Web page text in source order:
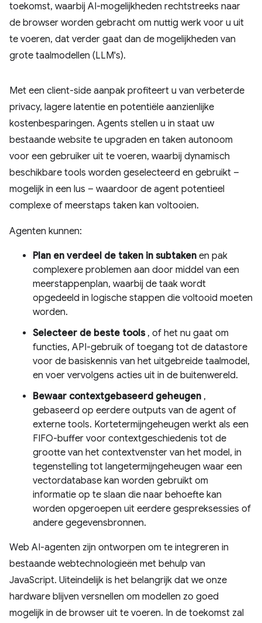
toekomst, waarbij AI-mogelijkheden rechtstreeks naar
de browser worden gebracht om nuttig werk voor u uit
te voeren, dat verder gaat dan de mogelijkheden van
grote taalmodellen (LLM's).
Met een client-side aanpak profiteert u van verbeterde
privacy, lagere latentie en potentiële aanzienlijke
kostenbesparingen. Agents stellen u in staat uw
bestaande website te upgraden en taken autonoom
voor een gebruiker uit te voeren, waarbij dynamisch
beschikbare tools worden geselecteerd en gebruikt –
mogelijk in een lus – waardoor de agent potentieel
complexe of meerstaps taken kan voltooien.
Agenten kunnen:
Plan en verdeel de taken in subtaken en pak
complexere problemen aan door middel van een
meerstappenplan, waarbij de taak wordt
opgedeeld in logische stappen die voltooid moeten
worden.
Selecteer de beste tools, of het nu gaat om
functies, API-gebruik of toegang tot de datastore
voor de basiskennis van het uitgebreide taalmodel,
en voer vervolgens acties uit in de buitenwereld.
Bewaar contextgebaseerd geheugen ,
gebaseerd op eerdere outputs van de agent of
externe tools. Kortetermijngeheugen werkt als een
FIFO-buffer voor contextgeschiedenis tot de
grootte van het contextvenster van het model, in
tegenstelling tot langetermijngeheugen waar een
vectordatabase kan worden gebruikt om
informatie op te slaan die naar behoefte kan
worden opgeroepen uit eerdere gespreksessies of
andere gegevensbronnen.
Web AI-agenten zijn ontworpen om te integreren in
bestaande webtechnologieën met behulp van
JavaScript. Uiteindelijk is het belangrijk dat we onze
hardware blijven versnellen om modellen zo goed
mogelijk in de browser uit te voeren. In de toekomst zal